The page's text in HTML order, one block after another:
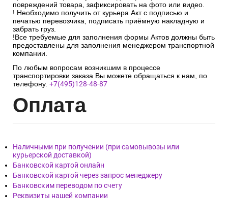
претензионный Акт, в котором указать расхождения в кол-ве
мест или указать кол-во поврежденных мест, а также
произвести вскрытие упаковки для проверки на наличие
повреждений товара, зафиксировать на фото или видео.
! Необходимо получить от курьера Акт с подписью и
печатью перевозчика, подписать приёмную накладную и
забрать груз.
!Все требуемые для заполнения формы Актов должны быть
предоставлены для заполнения менеджером транспортной
компании.
транспортировки заказа Вы можете обращаться к нам, по
телефону. +7(495)128-48-87
Наличными при получении (при самовывозы или
курьерской доставкой)
Банковской картой онлайн